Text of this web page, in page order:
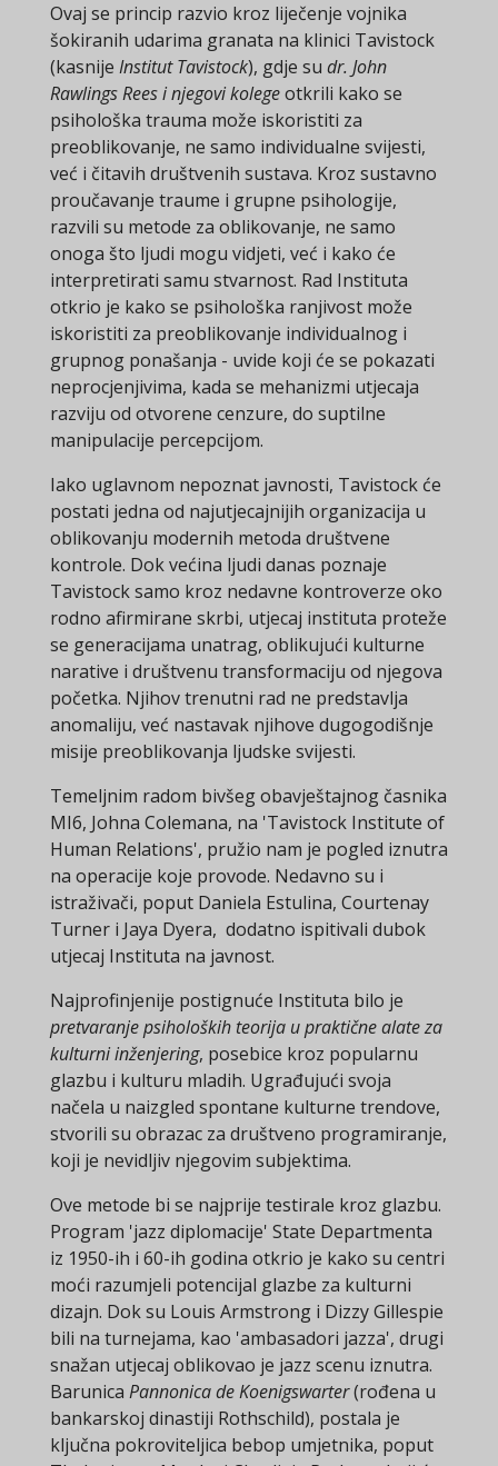
Ovaj se princip razvio kroz liječenje vojnika
šokiranih udarima granata na klinici Tavistock
(kasnije Institut Tavistock), gdje su dr. John
Rawlings Reesi njegovi kolegeotkrili kako se
psihološka trauma može iskoristiti za
preoblikovanje, ne samo individualne svijesti,
već i čitavih društvenih sustava. Kroz sustavno
proučavanje traume i grupne psihologije,
razvili su metode za oblikovanje, ne samo
onoga što ljudi mogu vidjeti, već i kako će
interpretirati samu stvarnost. Rad Instituta
otkrio je kako se psihološka ranjivost može
iskoristiti za preoblikovanje individualnog i
grupnog ponašanja - uvide koji će se pokazati
neprocjenjivima, kada se mehanizmi utjecaja
razviju od otvorene cenzure, do suptilne
manipulacije percepcijom.
Iako uglavnom nepoznat javnosti, Tavistock će
postati jedna od najutjecajnijih organizacija u
oblikovanju modernih metoda društvene
kontrole. Dok većina ljudi danas poznaje
Tavistock samo kroz nedavne kontroverze oko
rodno afirmirane skrbi, utjecaj instituta proteže
se generacijama unatrag, oblikujući kulturne
narative i društvenu transformaciju od njegova
početka. Njihov trenutni rad ne predstavlja
anomaliju, već nastavak njihove dugogodišnje
misije preoblikovanja ljudske svijesti.
Temeljnim radom bivšeg obavještajnog časnika
MI6, Johna Colemana, na 'Tavistock Institute of
Human Relations', pružio nam je pogled iznutra
na operacije koje provode. Nedavno su i
istraživači, poput Daniela Estulina, Courtenay
Turner i Jaya Dyera, dodatno ispitivali dubok
utjecaj Instituta na javnost.
Najprofinjenije postignuće Instituta bilo je
pretvaranje psiholoških teorija u praktične alate za
kulturni inženjering, posebice kroz popularnu
glazbu i kulturu mladih. Ugrađujući svoja
načela u naizgled spontane kulturne trendove,
stvorili su obrazac za društveno programiranje,
koji je nevidljiv njegovim subjektima.
Ove metode bi se najprije testirale kroz glazbu.
Program 'jazz diplomacije' State Departmenta
iz 1950-ih i 60-ih godina otkrio je kako su centri
moći razumjeli potencijal glazbe za kulturni
dizajn. Dok su Louis Armstrong i Dizzy Gillespie
bili na turnejama, kao 'ambasadori jazza', drugi
snažan utjecaj oblikovao je jazz scenu iznutra.
Barunica Pannonica de Koenigswarter(rođena u
bankarskoj dinastiji Rothschild), postala je
ključna pokroviteljica bebop umjetnika, poput